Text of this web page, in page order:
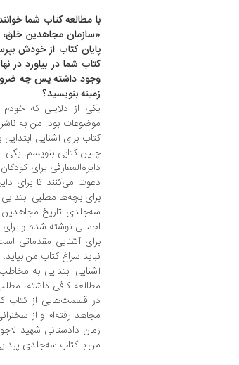
با مطالعه کتاب شما
«سازمان مجاهدین خلق،
پایان کتاب از خودش
کتاب شما در بیاورد در
وجود داشته پس چه
زمینه بنویسید؟
یکی از دلایلی که
موضوعات بود. من به
کتاب برای آشنایی
چنین کتابی بنویسم. یکی
دایره‌المعارفی برای
دعوت می‌کنند تا برای
برای بچه‌ها مطلبی
سه‌جلدی تاریخ مجاهدین
اجمالی نوشته شده و
برای آشنایی مقدماتی
نباید سراغ کتاب من
آشنایی ابتدایی به
مطالعه کافی داشته،
در قسمت‌هایی از کتاب
مجاهد رفته‌ام و از
زمان دادستانی شهید
من با کتاب سه‌جلدی